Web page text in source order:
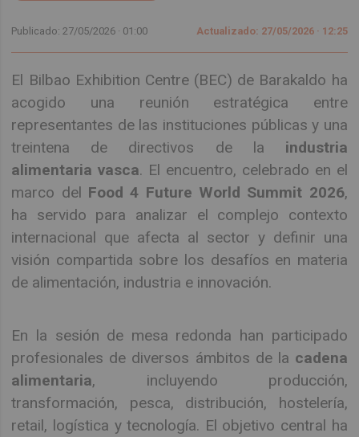
Publicado: 27/05/2026 · 01:00 Actualizado: 27/05/2026 · 12:25
El Bilbao Exhibition Centre (BEC) de Barakaldo ha
acogido una reunión estratégica entre
representantes de las instituciones públicas y una
treintena de directivos de la industria
alimentaria vasca. El encuentro, celebrado en el
marco del Food 4 Future World Summit 2026,
ha servido para analizar el complejo contexto
internacional que afecta al sector y definir una
visión compartida sobre los desafíos en materia
de alimentación, industria e innovación.
En la sesión de mesa redonda han participado
profesionales de diversos ámbitos de la cadena
alimentaria, incluyendo producción,
transformación, pesca, distribución, hostelería,
retail, logística y tecnología. El objetivo central ha